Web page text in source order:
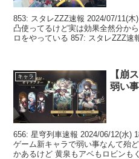
853: スタレZZZ速報 2024/07/11(
凸使ってるけど実は効果全然分か
ロをやっている 857: スタレZZZ速
キャラ
【崩
弱い
656: 星穹列車速報 2024/06/12(水)
ゲーム新キャラで弱い事なんて殆
かあるけど 黄泉もアベもロビンも